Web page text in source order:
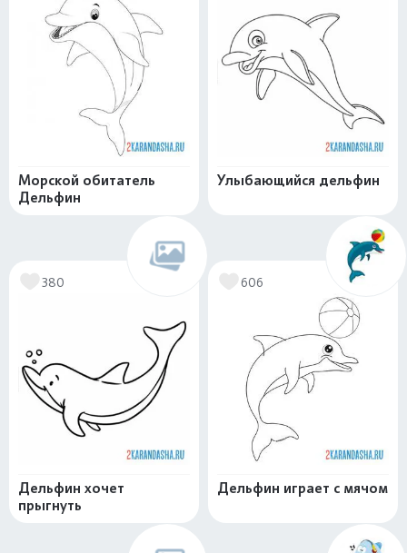
Морской обитатель
Дельфин
Улыбающийся дельфин
380
Дельфин хочет
прыгнуть
606
Дельфин играет с мячом